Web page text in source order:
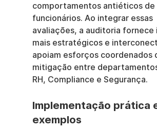
comportamentos antiéticos de
funcionários. Ao integrar essas
avaliações, a auditoria fornece
mais estratégicos e
apoiam esforços coordenados
mitigação entre
RH, Compliance e Segurança.
Implementação prática
exemplos